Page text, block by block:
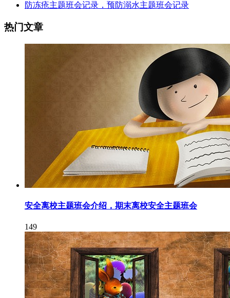
防冻疮主题班会记录，预防溺水主题班会记录
热门文章
安全离校主题班会介绍，期末离校安全主题班会
149